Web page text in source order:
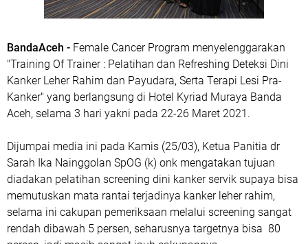
BandaAceh - Female Cancer Program menyelenggarakan
"Training Of Trainer : Pelatihan dan Refreshing Deteksi Dini
Kanker Leher Rahim dan Payudara, Serta Terapi Lesi Pra-
Kanker" yang berlangsung di Hotel Kyriad Muraya Banda
Aceh, selama 3 hari yakni pada 22-26 Maret 2021.
Dijumpai media ini pada Kamis (25/03), Ketua Panitia dr
Sarah Ika Nainggolan SpOG (k) onk mengatakan tujuan
diadakan pelatihan screening dini kanker servik supaya bisa
memutuskan mata rantai terjadinya kanker leher rahim,
selama ini cakupan pemeriksaan melalui screening sangat
rendah dibawah 5 persen, seharusnya targetnya bisa 80